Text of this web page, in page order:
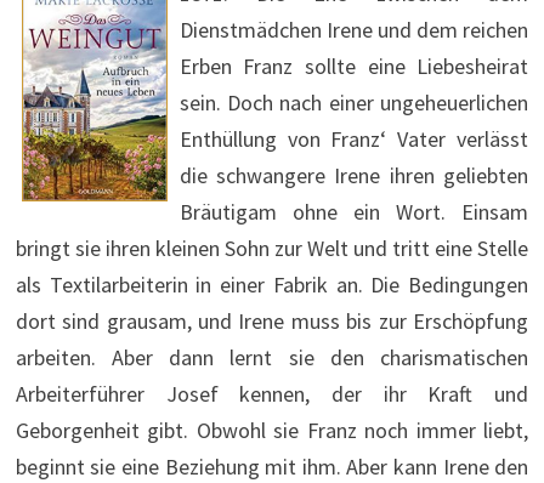
Dienstmädchen Irene und dem reichen
Erben Franz sollte eine Liebesheirat
sein. Doch nach einer ungeheuerlichen
Enthüllung von Franz‘ Vater verlässt
die schwangere Irene ihren geliebten
Bräutigam ohne ein Wort. Einsam
bringt sie ihren kleinen Sohn zur Welt und tritt eine Stelle
als Textilarbeiterin in einer Fabrik an. Die Bedingungen
dort sind grausam, und Irene muss bis zur Erschöpfung
arbeiten. Aber dann lernt sie den charismatischen
Arbeiterführer Josef kennen, der ihr Kraft und
Geborgenheit gibt. Obwohl sie Franz noch immer liebt,
beginnt sie eine Beziehung mit ihm. Aber kann Irene den